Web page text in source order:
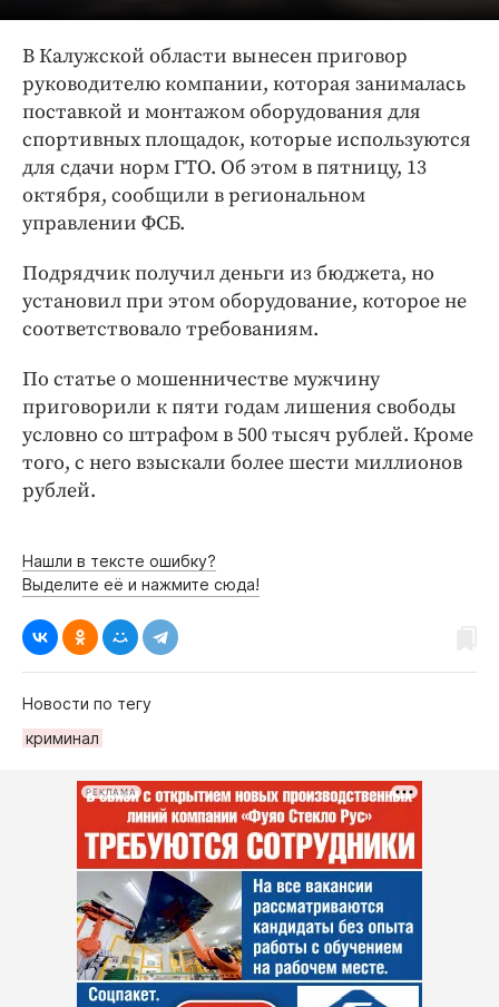
Блоги
Издания
Медиаперсона
Интересное чтиво
Клиника года
Бренд года
Работодатель года
В Калужской области вынесен приговор
руководителю компании, которая занималась
поставкой и монтажом оборудования для
спортивных площадок, которые используются
для сдачи норм ГТО. Об этом в пятницу, 13
октября, сообщили в региональном
управлении ФСБ.
Подрядчик получил деньги из бюджета, но
установил при этом оборудование, которое не
соответствовало требованиям.
По статье о мошенничестве мужчину
приговорили к пяти годам лишения свободы
условно со штрафом в 500 тысяч рублей. Кроме
того, с него взыскали более шести миллионов
рублей.
Нашли в тексте ошибку?
Выделите её и нажмите сюда!
Новости по тегу
криминал
РЕКЛАМА